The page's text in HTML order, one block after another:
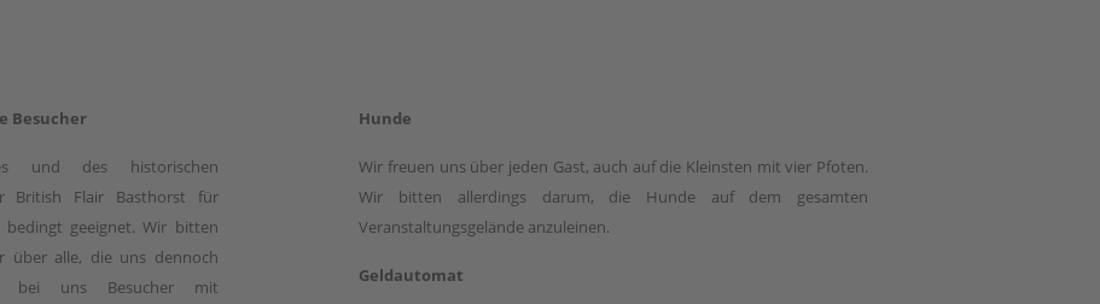
Besucher
und des historischen
British Flair Basthorst für
bedingt geeignet. Wir bitten
über alle, die uns dennoch
bei uns Besucher mit
Hunde
Wir freuen uns über jeden Gast, auch auf die Kleinsten mit vier Pfoten.
Wir bitten allerdings darum, die Hunde auf dem gesamten
Veranstaltungsgelände anzuleinen.
Geldautomat